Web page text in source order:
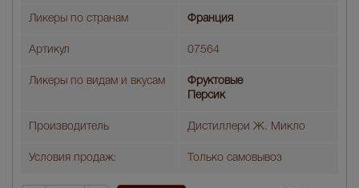
Ликеры по странам Франция
Артикул 07564
Ликеры по видам и вкусам
Фруктовые
Персик
Производитель Дистиллери Ж. Микло
Условия продаж: Только самовывоз